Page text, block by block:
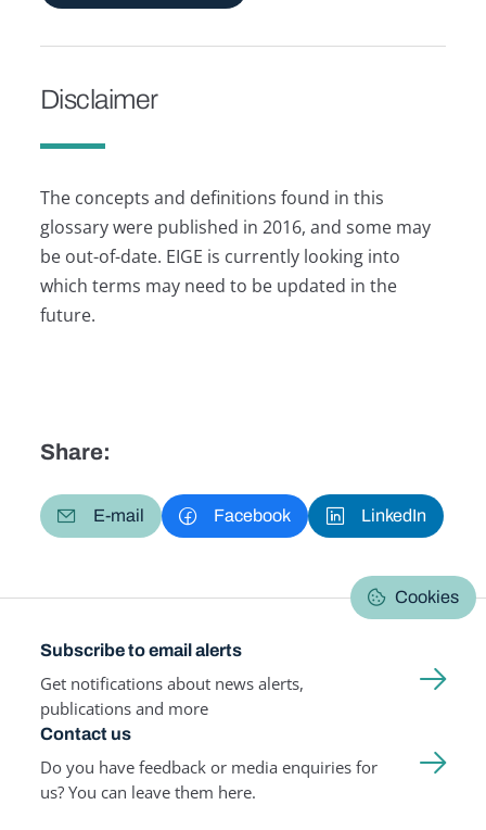
Disclaimer
The concepts and definitions found in this
glossary were published in 2016, and some may
be out-of-date. EIGE is currently looking into
which terms may need to be updated in the
future.
Share:
E-mail Facebook LinkedIn
Cookies
Subscribe to email alerts
Get notifications about news alerts,
publications and more
Contact us
Do you have feedback or media enquiries for
us? You can leave them here.